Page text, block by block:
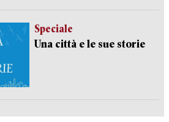
Speciale
Una città e le sue storie